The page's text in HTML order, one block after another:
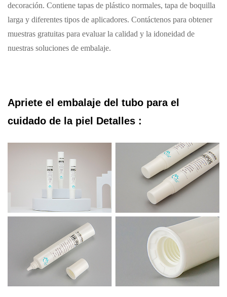
decoración. Contiene tapas de plástico normales, tapa de boquilla
larga y diferentes tipos de aplicadores. Contáctenos para obtener
muestras gratuitas para evaluar la calidad y la idoneidad de
nuestras soluciones de embalaje.
Apriete el embalaje del tubo para el
cuidado de la piel Detalles :